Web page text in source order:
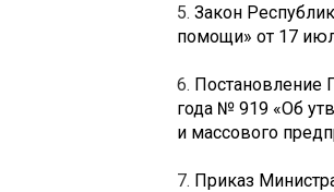
5. Закон
помощи» от 17
6. Постановление
года № 919 «Об
и массового
7. Приказ